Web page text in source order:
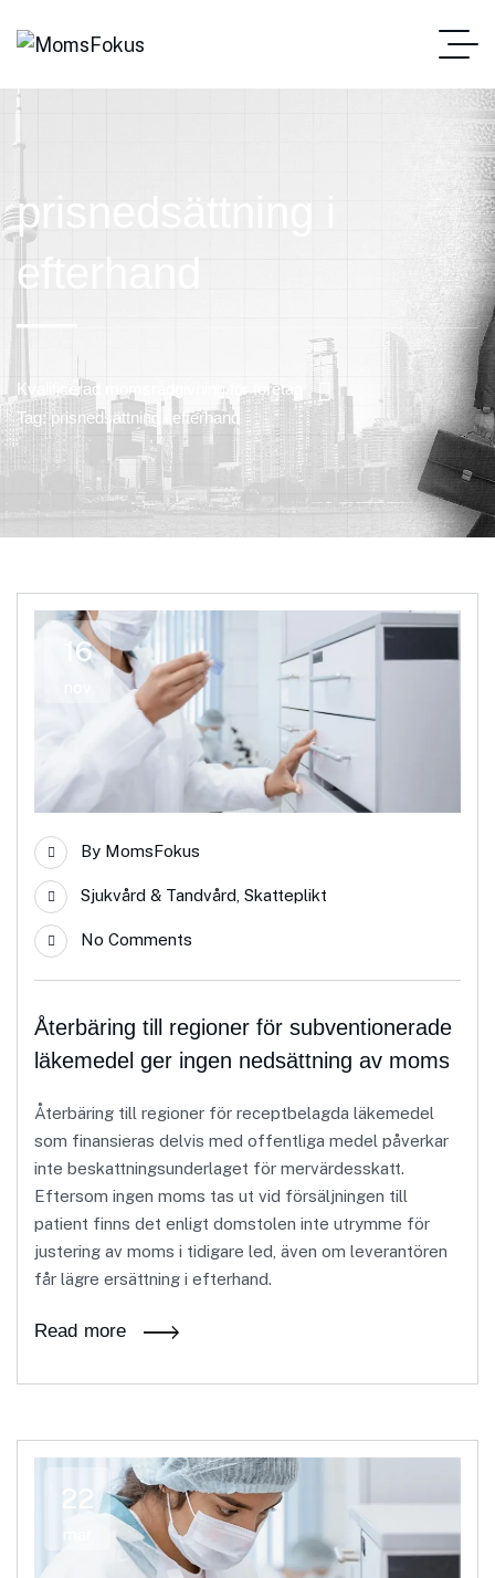
prisnedsättning i
efterhand
Kvalificerad momsrådgivning för företag
Tag: prisnedsättning i efterhand
16
By MomsFokus
Sjukvård & Tandvård, Skatteplikt
No Comments
Återbäring till regioner för subventionerade
läkemedel ger ingen nedsättning av moms
Återbäring till regioner för receptbelagda läkemedel
som finansieras delvis med offentliga medel påverkar
inte beskattningsunderlaget för mervärdesskatt.
Eftersom ingen moms tas ut vid försäljningen till
patient finns det enligt domstolen inte utrymme för
justering av moms i tidigare led, även om leverantören
får lägre ersättning i efterhand.
Read more
22